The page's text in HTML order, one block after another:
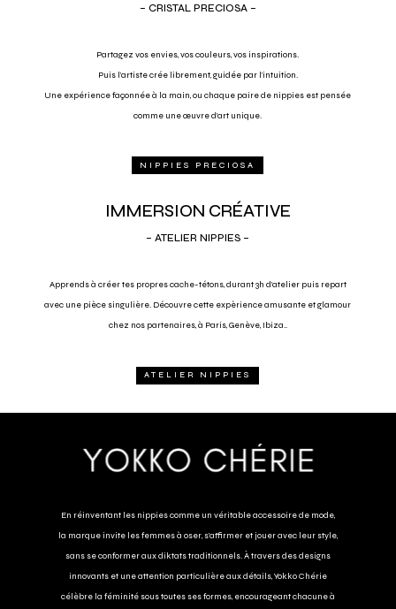
– CRISTAL PRECIOSA –
Partagez vos envies, vos couleurs, vos inspirations.
Puis l’artiste crée librement, guidée par l’intuition.
Une expérience façonnée à la main, ou chaque paire de nippies est pensée
comme une œuvre d’art unique.
NIPPIES PRECIOSA
IMMERSION CRÉATIVE
– ATELIER NIPPIES –
Apprends à créer tes propres cache-tétons, durant 3h d’atelier puis repart
avec une pièce singulière. Découvre cette expèrience amusante et glamour
chez nos partenaires, à Paris, Genève, Ibiza..
ATELIER NIPPIES
En réinventant les nippies comme un véritable accessoire de mode,
la marque invite les femmes à oser, s’affirmer et jouer avec leur style,
sans se conformer aux diktats traditionnels. À travers des designs
innovants et une attention particulière aux détails, Yokko Chérie
célèbre la féminité sous toutes ses formes, encourageant chacune à